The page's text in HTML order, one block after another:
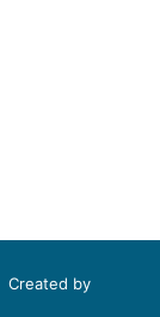
Created by